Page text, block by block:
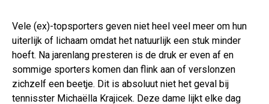
Vele (ex)-topsporters geven niet heel veel meer om hun
uiterlijk of lichaam omdat het natuurlijk een stuk minder
hoeft. Na jarenlang presteren is de druk er even af en
sommige sporters komen dan flink aan of verslonzen
zichzelf een beetje. Dit is absoluut niet het geval bij
tennisster Michaëlla Krajicek. Deze dame lijkt elke dag